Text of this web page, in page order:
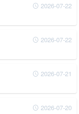
2026-07-22
2026-07-22
2026-07-21
2026-07-20